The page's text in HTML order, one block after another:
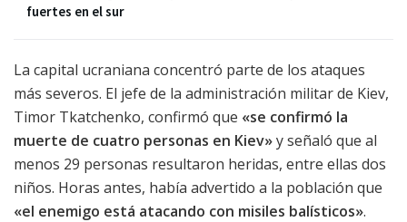
fuertes en el sur
La capital ucraniana concentró parte de los ataques
más severos. El jefe de la administración militar de Kiev,
Timor Tkatchenko, confirmó que «se confirmó la
muerte de cuatro personas en Kiev»y señaló que al
menos 29 personas resultaron heridas, entre ellas dos
niños. Horas antes, había advertido a la población que
«el enemigo está atacando con misiles balísticos».